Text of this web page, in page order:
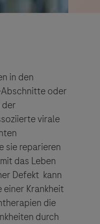
in den
Abschnitte oder
virale
sie reparieren
das Leben
Defekt kann
Krankheit
die
durch